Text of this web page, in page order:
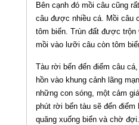
Bên cạnh đó mồi câu cũng
câu được nhiều cá. Mồi câu
tôm biển. Trùn đất được
mồi vào lưỡi câu còn tôm
Tàu rời bến đến điểm câu
hồn vào khung cảnh lãng
những con sóng, một cảm
phút rời bến tàu sẽ đến điểm
quăng xuống biển và chờ